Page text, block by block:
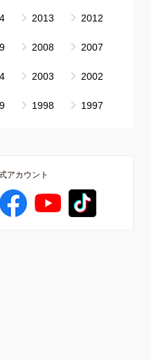
2013 2012
2008 2007
2003 2002
1998 1997
アカウント